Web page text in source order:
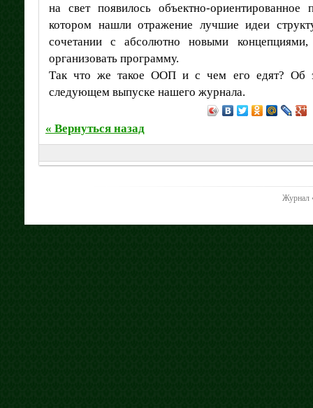
на свет появилось объектно-
котором нашли отражение лучшие идеи
сочетании с абсолютно новыми
организовать программу.
Так что же такое ООП и с чем его едят? Об
следующем выпуске нашего журнала.
« Вернуться назад
Журнал